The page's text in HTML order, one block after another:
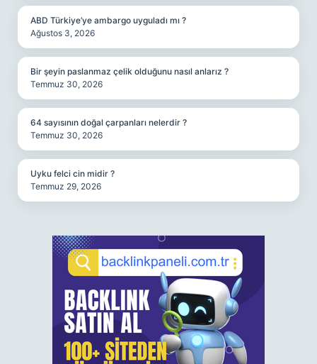
ABD Türkiye’ye ambargo uyguladı mı ?
Ağustos 3, 2026
Bir şeyin paslanmaz çelik olduğunu nasıl anlarız ?
Temmuz 30, 2026
64 sayısının doğal çarpanları nelerdir ?
Temmuz 30, 2026
Uyku felci cin midir ?
Temmuz 29, 2026